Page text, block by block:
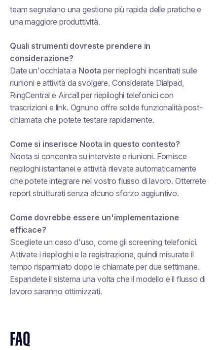
team segnalano una gestione più rapida delle pratiche e
una maggiore produttività.
Quali strumenti dovreste prendere in
considerazione?
Date un'occhiata a Noota per riepiloghi incentrati sulle
riunioni e attività da svolgere. Considerate Dialpad,
RingCentral e Aircall per riepiloghi telefonici con
trascrizioni e link. Ognuno offre solide funzionalità post-
chiamata che potete testare rapidamente.
Come si inserisce Noota in questo contesto?
Noota si concentra su interviste e riunioni. Fornisce
riepiloghi istantanei e attività rilevate automaticamente
che potete integrare nel vostro flusso di lavoro. Otterrete
report strutturati senza alcuno sforzo aggiuntivo.
Come dovrebbe essere un'implementazione
efficace?
Scegliete un caso d'uso, come gli screening telefonici.
Attivate i riepiloghi e la registrazione, quindi misurate il
tempo risparmiato dopo le chiamate per due settimane.
Espandete il sistema una volta che il modello e il flusso di
lavoro saranno ottimizzati.
FAQ